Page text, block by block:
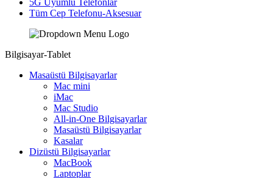
5G Uyumlu Telefonlar
Tüm Cep Telefonu-Aksesuar
Bilgisayar-Tablet
Masaüstü Bilgisayarlar
Mac mini
iMac
Mac Studio
All-in-One Bilgisayarlar
Masaüstü Bilgisayarlar
Kasalar
Dizüstü Bilgisayarlar
MacBook
Laptoplar